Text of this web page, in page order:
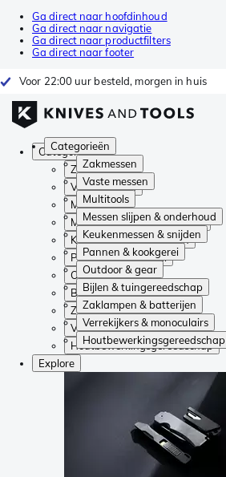
Ga direct naar hoofdinhoud
Ga direct naar navigatie
Ga direct naar productfilters
Ga direct naar footer
Voor 22:00 uur besteld, morgen in huis
Categorieën
Zakmessen
Vaste messen
Multitools
Messen slijpen & onderhoud
Keukenmessen & snijden
Pannen & kookgerei
Outdoor & gear
Bijlen & tuingereedschap
Zaklampen & batterijen
Verrekijkers & monoculairs
Houtbewerkingsgereedschap
Categorieën
Zakmessen
Vaste messen
Multitools
Messen slijpen & onderhoud
Keukenmessen & snijden
Pannen & kookgerei
Outdoor & gear
Bijlen & tuingereedschap
Zaklampen & batterijen
Verrekijkers & monoculairs
Houtbewerkingsgereedschap
Explore